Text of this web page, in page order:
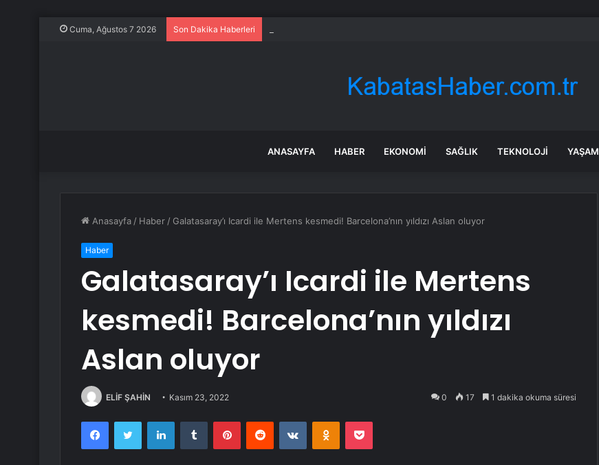
Cuma, Ağustos 7 2026 Son Dakika Haberleri
ANASAYFA HABER EKONOMI SAĞLIK TEKNOLOJI YAŞAM
Anasayfa / Haber / Galatasaray’ı Icardi ile Mertens kesmedi! Barcelona’nın yıldızı Aslan oluyor
Haber
Galatasaray’ı Icardi ile Mertens
kesmedi! Barcelona’nın yıldızı
Aslan oluyor
ELİF ŞAHİN Kasım 23, 2022 0 17 1 dakika okuma süresi
FacebookTwitter LinkedInTumblr PinterestReddit VKontakteOdnoklassniki
Pocket